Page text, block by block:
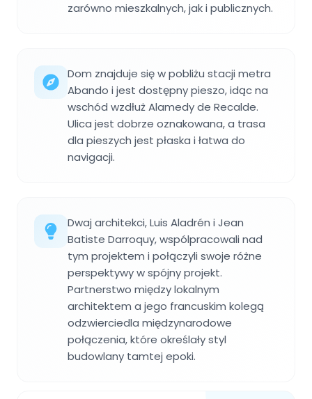
zarówno mieszkalnych, jak i publicznych.
Dom znajduje się w pobliżu stacji metra
Abando i jest dostępny pieszo, idąc na
wschód wzdłuż Alamedy de Recalde.
Ulica jest dobrze oznakowana, a trasa
dla pieszych jest płaska i łatwa do
navigacji.
Dwaj architekci, Luis Aladrén i Jean
Batiste Darroquy, wspólpracowali nad
tym projektem i połączyli swoje różne
perspektywy w spójny projekt.
Partnerstwo między lokalnym
architektem a jego francuskim kolegą
odzwierciedla międzynarodowe
połączenia, które określały styl
budowlany tamtej epoki.